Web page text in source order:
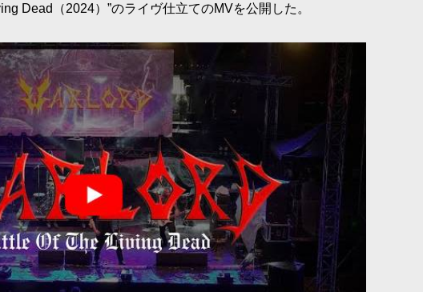
Dead（2024）”のライヴ仕立てのMVを公開した。